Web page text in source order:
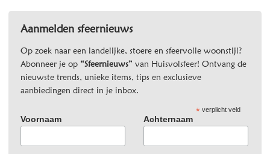
Aanmelden sfeernieuws
Op zoek naar een landelijke, stoere en sfeervolle woonstijl?
Abonneer je op “Sfeernieuws” van Huisvolsfeer! Ontvang de
nieuwste trends, unieke items, tips en exclusieve
aanbiedingen direct in je inbox.
*verplicht veld
Voornaam Achternaam